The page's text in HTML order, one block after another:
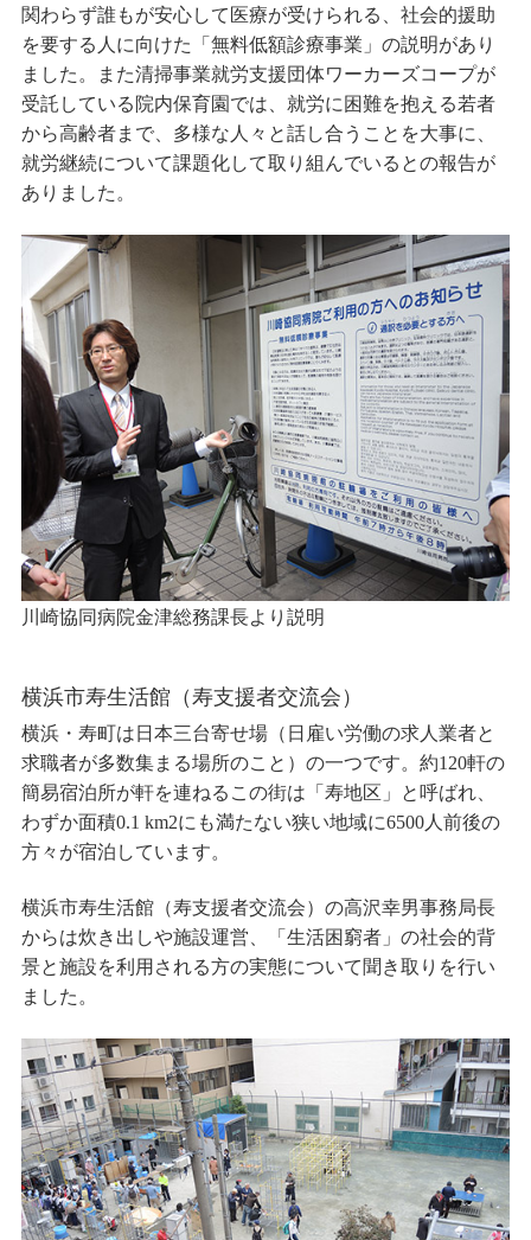
関わらず誰もが安心して医療が受けられる、社会的援助
を要する人に向けた「無料低額診療事業」の説明があり
ました。また清掃事業就労支援団体ワーカーズコープが
受託している院内保育園では、就労に困難を抱える若者
から高齢者まで、多様な人々と話し合うことを大事に、
就労継続について課題化して取り組んでいるとの報告が
ありました。
川崎協同病院金津総務課長より説明
横浜市寿生活館（寿支援者交流会）
横浜・寿町は日本三台寄せ場（日雇い労働の求人業者と
求職者が多数集まる場所のこと）の一つです。約120軒の
簡易宿泊所が軒を連ねるこの街は「寿地区」と呼ばれ、
わずか面積0.1 km2にも満たない狭い地域に6500人前後の
方々が宿泊しています。
横浜市寿生活館（寿支援者交流会）の高沢幸男事務局長
からは炊き出しや施設運営、「生活困窮者」の社会的背
景と施設を利用される方の実態について聞き取りを行い
ました。